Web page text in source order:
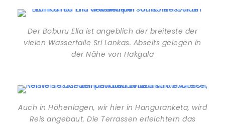
Der Boburu Ella ist angeblich der breiteste der
vielen Wasserfälle Sri Lankas. Abseits gelegen in
der Nähe von Hakgala
Auch in Höhenlagen, wir hier in Hanguranketa, wird
Reis angebaut. Die Terrassen erleichtern das